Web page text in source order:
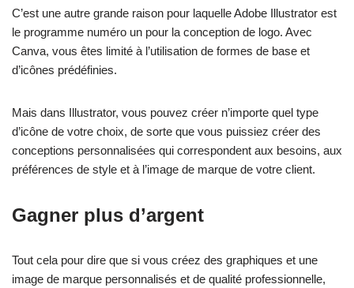
C’est une autre grande raison pour laquelle Adobe Illustrator est
le programme numéro un pour la conception de logo. Avec
Canva, vous êtes limité à l’utilisation de formes de base et
d’icônes prédéfinies.
Mais dans Illustrator, vous pouvez créer n’importe quel type
d’icône de votre choix, de sorte que vous puissiez créer des
conceptions personnalisées qui correspondent aux besoins, aux
préférences de style et à l’image de marque de votre client.
Gagner plus d’argent
Tout cela pour dire que si vous créez des graphiques et une
image de marque personnalisés et de qualité professionnelle,